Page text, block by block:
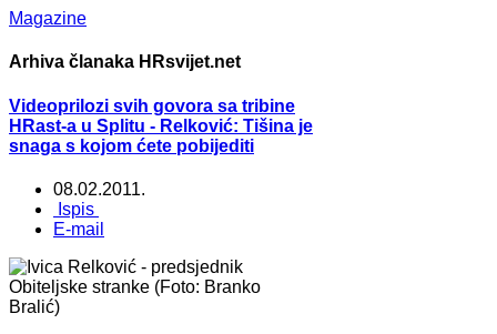
Magazine
Arhiva članaka HRsvijet.net
Videoprilozi svih govora sa tribine
HRast-a u Splitu - Relković: Tišina je
snaga s kojom ćete pobijediti
08.02.2011.
Ispis
E-mail